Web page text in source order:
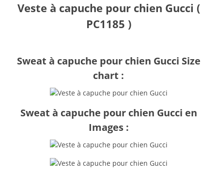
Veste à capuche pour chien Gucci (
PC1185 )
Sweat à capuche pour chien Gucci Size
chart :
Sweat à capuche pour chien Gucci en
Images :